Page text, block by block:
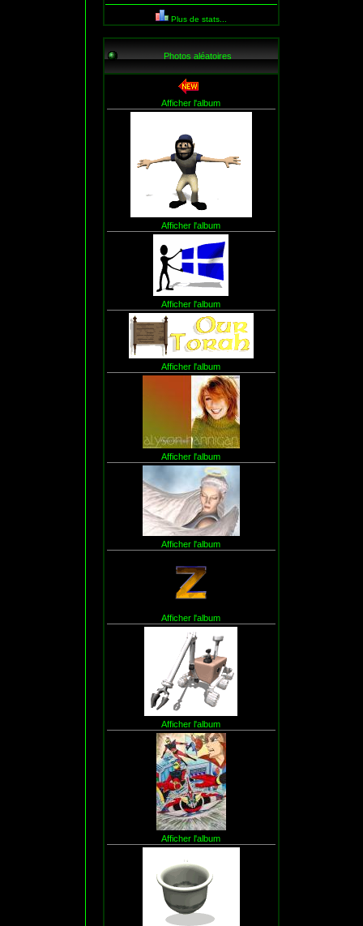
Plus de stats...
Photos aléatoires
Afficher l'album
Afficher l'album
Afficher l'album
Afficher l'album
Afficher l'album
Afficher l'album
Afficher l'album
Afficher l'album
Afficher l'album